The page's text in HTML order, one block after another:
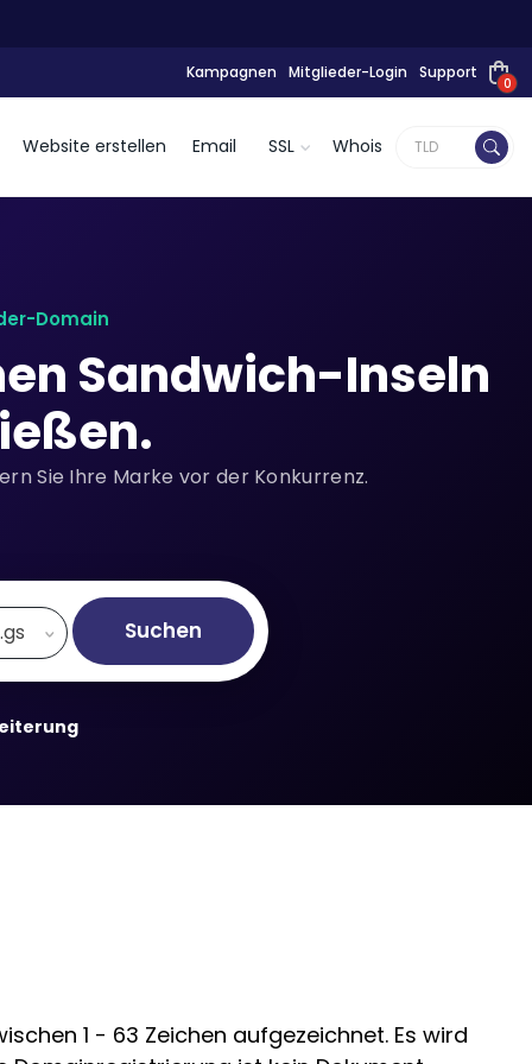
Kampagnen Mitglieder-Login Support
0
Website erstellen Email SSL Whois
Domain
Sandwich-Inseln
Sie Ihre Marke vor der Konkurrenz.
.gs Suchen
1 - 63 Zeichen aufgezeichnet. Es wird